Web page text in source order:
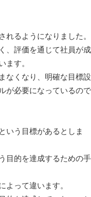
れるようになりました。
、評価を通じて社員が成
ます。
なくなり、明確な目標設
が必要になっているので
いう目標があるとしま
目的を達成するための手
よって違います。